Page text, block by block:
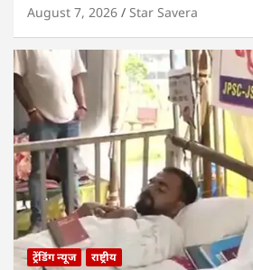
August 7, 2026 Star Savera
ट्रेंडिंग न्यूज राष्ट्रीय